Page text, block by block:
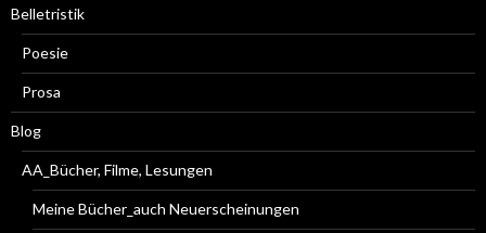
Belletristik
Poesie
Prosa
Blog
AA_Bücher, Filme, Lesungen
Meine Bücher_auch Neuerscheinungen